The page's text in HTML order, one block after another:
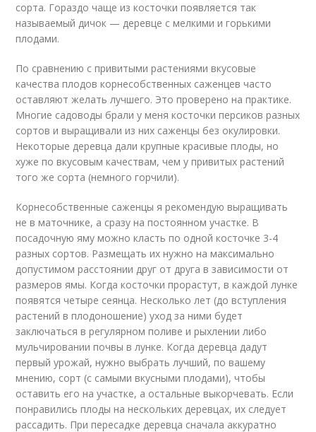
сорта. Гораздо чаще из косточки появляется так
называемый дичок — деревце с мелкими и горькими
плодами.
По сравнению с привитыми растениями вкусовые
качества плодов корнесобственных саженцев часто
оставляют желать лучшего. Это проверено на практике.
Многие садоводы брали у меня косточки персиков разных
сортов и выращивали из них саженцы без окулировки.
Некоторые деревца дали крупные красивые плоды, но
хуже по вкусовым качествам, чем у привитых растений
того же сорта (немного горчили).
Корнесобственные саженцы я рекомендую выращивать
не в маточнике, а сразу на постоянном участке. В
посадочную яму можно класть по одной косточке 3-4
разных сортов. Размещать их нужно на максимально
допустимом расстоянии друг от друга в зависимости от
размеров ямы. Когда косточки прорастут, в каждой лунке
появятся четыре сеянца. Несколько лет (до вступления
растений в плодоношение) уход за ними будет
заключаться в регулярном поливе и рыхлении либо
мульчировании почвы в лунке. Когда деревца дадут
первый урожай, нужно выбрать лучший, по вашему
мнению, сорт (с самыми вкусными плодами), чтобы
оставить его на участке, а остальные выкорчевать. Если
понравились плоды на нескольких деревцах, их следует
рассадить. При пересадке деревца сначала аккуратно